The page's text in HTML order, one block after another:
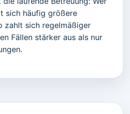
sich häufig größere
zahlt sich regelmäßiger
Fällen stärker aus als nur